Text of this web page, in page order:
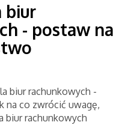
biur
- postaw na
biur rachunkowych -
na co zwrócić uwagę,
biur rachunkowych